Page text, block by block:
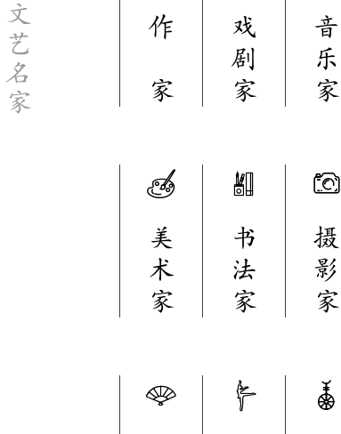
文
艺
名
家
作
家
戏
剧
家
音
乐
家
美
术
家
书
法
家
摄
影
家